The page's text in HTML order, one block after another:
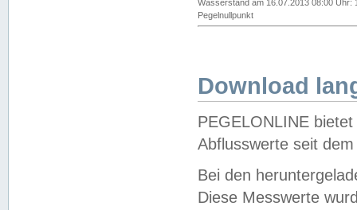
Wasserstand am 16.07.2013 08:00 Uhr:
Pegelnullpunkt
Download
PEGELONLINE
Abflusswerte seit
Bei den
Diese Messwerte